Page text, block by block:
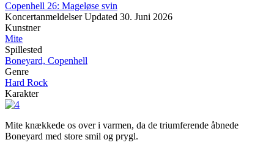
Copenhell 26: Mageløse svin
Koncertanmeldelser Updated 30. Juni 2026
Kunstner
Mite
Spillested
Boneyard, Copenhell
Genre
Hard Rock
Karakter
Mite knækkede os over i varmen, da de triumferende åbnede
Boneyard med store smil og prygl.